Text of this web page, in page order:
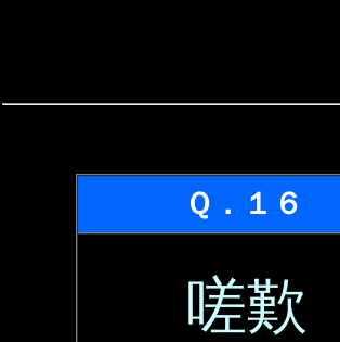
Ｑ．１６
嗟歎